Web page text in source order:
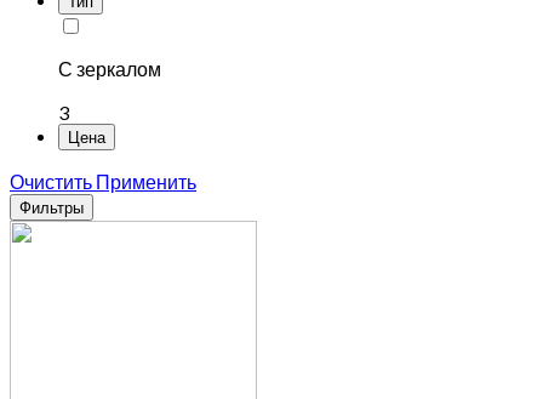
С зеркалом
3
Цена
Очистить Применить
Фильтры